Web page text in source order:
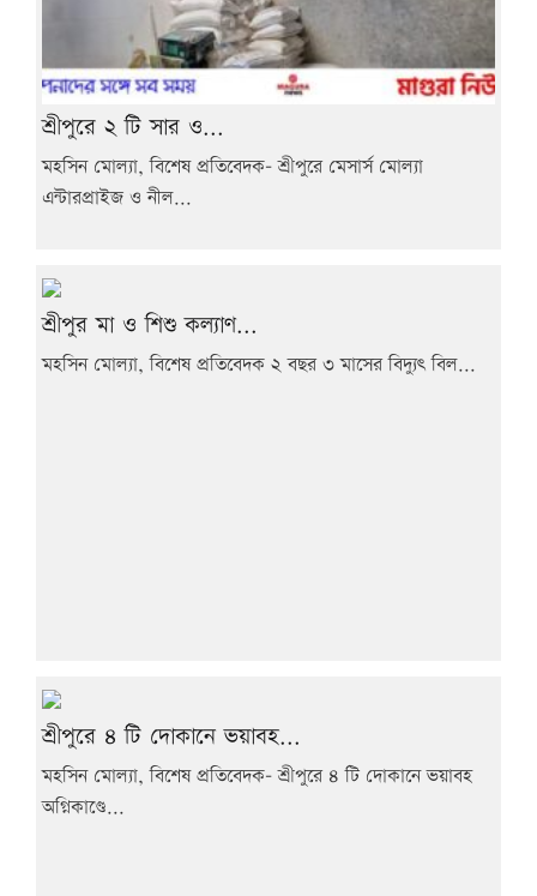
শ্রীপুরে ২ টি সার ও...
মহসিন মোল্যা, বিশেষ প্রতিবেদক- শ্রীপুরে মেসার্স মোল্যা
এন্টারপ্রাইজ ও নীল...
শ্রীপুর মা ও শিশু কল্যাণ...
মহসিন মোল্যা, বিশেষ প্রতিবেদক ২ বছর ৩ মাসের বিদ্যুৎ বিল...
শ্রীপুরে ৪ টি দোকানে ভয়াবহ...
মহসিন মোল্যা, বিশেষ প্রতিবেদক- শ্রীপুরে ৪ টি দোকানে ভয়াবহ
অগ্নিকাণ্ডে...